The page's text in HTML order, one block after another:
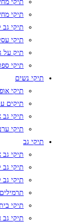
תיקי
תיקי
תיקי
תיקי
תיק על
תיקי
תיקי נשים
תיקי
תיקים
תיקי גב
תיקי
תיקי גב
תיקי גב
תיקי
תיקי גב
תרמילים
תיקי
תיקי גב